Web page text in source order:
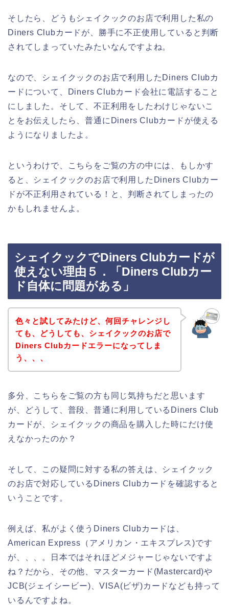
そしたら、どうもシェイクックのお店で利用した私の
Diners Clubカードが、勝手に不正使用していると判断
されてしまっていたみたいなんですよね。
なので、シェイクックのお店で利用したDiners Clubカ
ードについて、Diners Clubカード会社に電話すること
にしました。そして、不正利用をしたわけじゃないこ
とをお伝えしたら、普通にDiners Clubカードが使える
ようになりましたよ。
というわけで、こちらをご覧の方の中には、もしかす
ると、シェイクックのお店で利用したDiners Clubカー
ドが不正利用されている！と、判断されてしまったの
かもしれませんよ。
シェイクックでDiners Clubカードが
使えない理由５．「Diners Clubカー
ド自体に問題がある」
色々と試してみたけど、何回チャレンジし
ても、どうしても、シェイクックのお店で
Diners Clubカードエラーになってしま
う、、、
多分、こちらをご覧の方も同じ気持ちだと思います
が、どうして、普段、普通に利用しているDiners Club
カードが、シェイクックの商品を購入した時にだけ使
えなかったのか？
そして、この疑問に対する私の答えは、シェイクック
のお店で対応しているDiners Clubカードを確認すると
いうことです。
例えば、私がよく使うDiners Clubカードは、
American Express（アメリカン・エキスプレス)です
が、、、。日本ではそれほどメジャーじゃないですよ
ね？だから、その他、マスターカード(Mastercard)や
JCB(ジェイシービー)、VISA(ビザ)カードなども持って
いるんですよね。